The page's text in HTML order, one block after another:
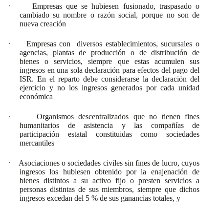
·
Empresas que se hubiesen fusionado, traspasado o
cambiado su nombre o razón social, porque no son de
nueva creación
· Empresas con
diversos establecimientos, sucursales o
agencias, plantas de producción o de distribución de
bienes o servicios,siempre que estas acumulen sus
ingresos en una sola declaración para efectos del pago del
ISR. En el reparto debe considerarse la declaración del
ejercicio y no los ingresos generados por cada unidad
económica
·
Organismos descentralizados que no tienen fines
humanitarios de asistencia y las compañías de
participación estatal constituidas como sociedades
mercantiles
· Asociaciones o sociedades civiles sin fines de lucro, cuyos
ingresos los hubiesen obtenido por la enajenación de
bienes distintos a su activo fijo o presten servicios a
personas distintas de sus miembros, siempre que dichos
ingresos excedan del 5 % de sus ganancias totales, y